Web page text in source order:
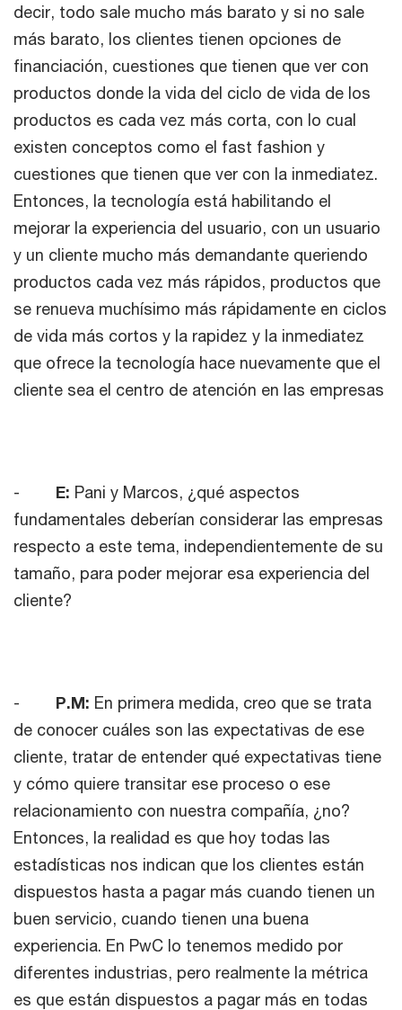
decir, todo sale mucho más barato y si no sale
más barato, los clientes tienen opciones de
financiación, cuestiones que tienen que ver con
productos donde la vida del ciclo de vida de los
productos es cada vez más corta, con lo cual
existen conceptos como el fast fashion y
cuestiones que tienen que ver con la inmediatez.
Entonces, la tecnología está habilitando el
mejorar la experiencia del usuario, con un usuario
y un cliente mucho más demandante queriendo
productos cada vez más rápidos, productos que
se renueva muchísimo más rápidamente en ciclos
de vida más cortos y la rapidez y la inmediatez
que ofrece la tecnología hace nuevamente que el
cliente sea el centro de atención en las empresas
- E: Pani y Marcos, ¿qué aspectos
fundamentales deberían considerar las empresas
respecto a este tema, independientemente de su
tamaño, para poder mejorar esa experiencia del
cliente?
- P.M: En primera medida, creo que se trata
de conocer cuáles son las expectativas de ese
cliente, tratar de entender qué expectativas tiene
y cómo quiere transitar ese proceso o ese
relacionamiento con nuestra compañía, ¿no?
Entonces, la realidad es que hoy todas las
estadísticas nos indican que los clientes están
dispuestos hasta a pagar más cuando tienen un
buen servicio, cuando tienen una buena
experiencia. En PwC lo tenemos medido por
diferentes industrias, pero realmente la métrica
es que están dispuestos a pagar más en todas